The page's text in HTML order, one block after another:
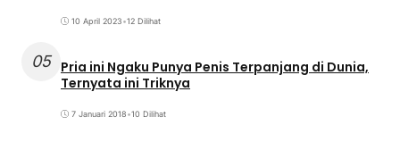
10 April 2023•12 Dilihat
05 Pria ini Ngaku Punya Penis Terpanjang di Dunia,
Ternyata ini Triknya
7 Januari 2018•10 Dilihat